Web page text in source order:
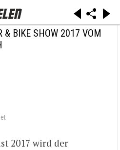
& BIKE SHOW 2017 VOM
2017 wird der